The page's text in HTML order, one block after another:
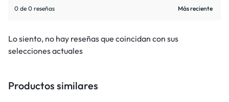
0 de 0 reseñas
Lo siento, no hay reseñas que coincidan con sus
selecciones actuales
Productos similares